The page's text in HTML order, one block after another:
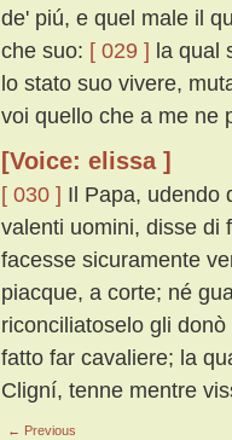
de' piú, e quel male il
che suo: [ 029 ] la qual
lo stato suo vivere,
voi quello che a me ne
[Voice: elissa ]
[ 030 ] Il Papa, udendo
valenti uomini, disse di
facesse sicuramente
piacque, a corte; né
riconciliatoselo gli
fatto far cavaliere; la
Cligní, tenne mentre
← Previous